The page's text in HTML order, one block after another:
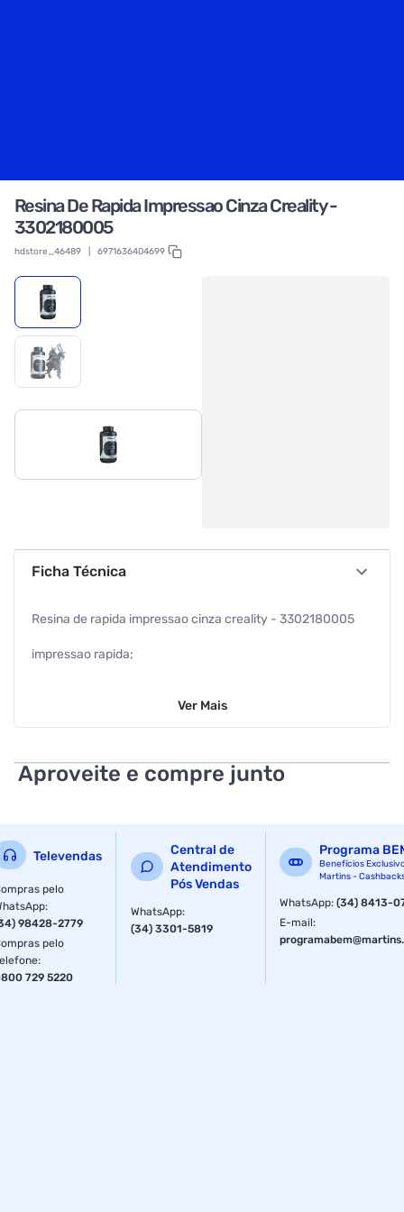
Resina De Rapida Impressao Cinza Creality -
3302180005
hdstore_46489 6971636404699
Ficha Técnica
Resina de rapida impressao cinza creality - 3302180005
impressao rapida;
ampla compatibilidade;
pacote seguro e protegido.
cor : cinza
garantia com o fabricante : 6 meses
embalagem : plastico
diametro : nao se aplica
Ver Mais
Aproveite e compre junto
Televendas
pelo
:
98428-2779
pelo
:
729 5220
Central de
Atendimento
Pós Vendas
WhatsApp:
(34) 3301-5819
Programa
Benefícios
Martins -
WhatsApp:(34) 8413-
E-mail: